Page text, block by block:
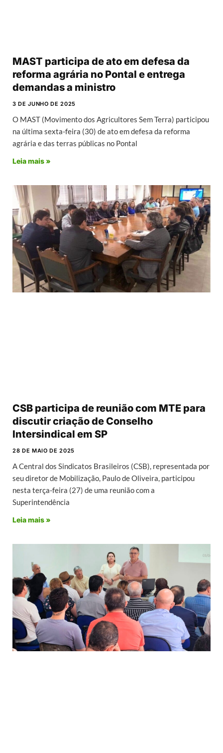
MAST participa de ato em defesa da
reforma agrária no Pontal e entrega
demandas a ministro
3 DE JUNHO DE 2025
O MAST (Movimento dos Agricultores Sem Terra) participou
na última sexta-feira (30) de ato em defesa da reforma
agrária e das terras públicas no Pontal
Leia mais »
CSB participa de reunião com MTE para
discutir criação de Conselho
Intersindical em SP
28 DE MAIO DE 2025
A Central dos Sindicatos Brasileiros (CSB), representada por
seu diretor de Mobilização, Paulo de Oliveira, participou
nesta terça-feira (27) de uma reunião com a
Superintendência
Leia mais »